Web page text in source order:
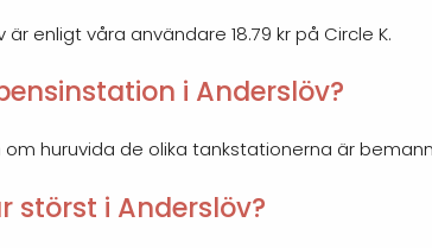
enligt våra användare 18.79 kr på Circle K.
i Anderslöv?
huruvida de olika tankstationerna är
störst i Anderslöv?